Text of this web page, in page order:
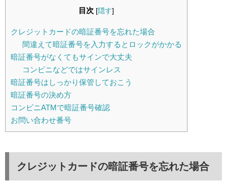
目次 [隠す]
クレジットカードの暗証番号を忘れた場合
間違えて暗証番号を入力するとロックがかかる
暗証番号がなくてもサインで大丈夫
コンビニなどではサインレス
暗証番号はしっかり保管しておこう
暗証番号の決め方
コンビニATMで暗証番号確認
お問い合わせ番号
クレジットカードの暗証番号を忘れた場合